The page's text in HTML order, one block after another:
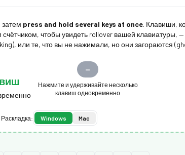
press and hold several keys at once. Клавиши,
чтобы увидеть rollover вашей клавиатуры,
или те, что вы не нажимали, но они загораются
—
Нажмите и удерживайте несколько
клавиш одновременно
Раскладка: Windows Mac